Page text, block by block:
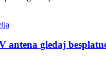
antena gledaj